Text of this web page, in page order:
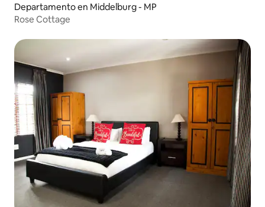
Departamento en Middelburg - MP
Rose Cottage